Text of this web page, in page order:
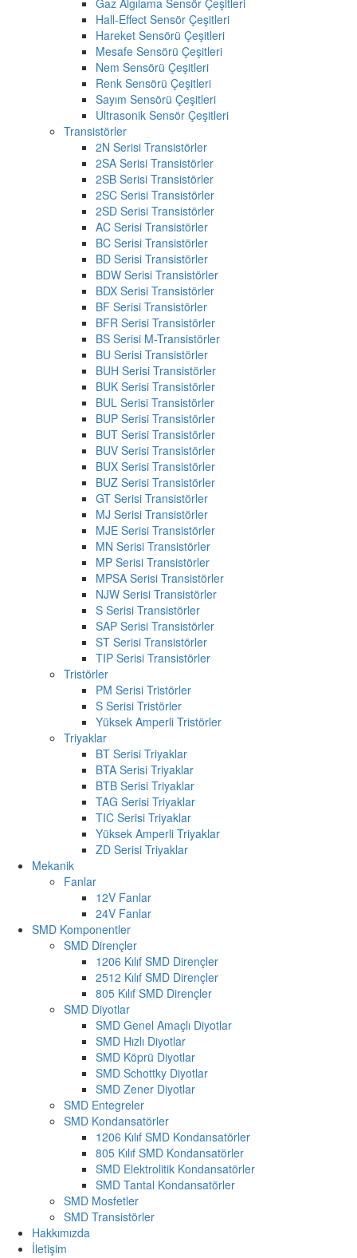
Gaz Algılama Sensör Çeşitleri
Hall-Effect Sensör Çeşitleri
Hareket Sensörü Çeşitleri
Mesafe Sensörü Çeşitleri
Nem Sensörü Çeşitleri
Renk Sensörü Çeşitleri
Sayım Sensörü Çeşitleri
Ultrasonik Sensör Çeşitleri
Transistörler
2N Serisi Transistörler
2SA Serisi Transistörler
2SB Serisi Transistörler
2SC Serisi Transistörler
2SD Serisi Transistörler
AC Serisi Transistörler
BC Serisi Transistörler
BD Serisi Transistörler
BDW Serisi Transistörler
BDX Serisi Transistörler
BF Serisi Transistörler
BFR Serisi Transistörler
BS Serisi M-Transistörler
BU Serisi Transistörler
BUH Serisi Transistörler
BUK Serisi Transistörler
BUL Serisi Transistörler
BUP Serisi Transistörler
BUT Serisi Transistörler
BUV Serisi Transistörler
BUX Serisi Transistörler
BUZ Serisi Transistörler
GT Serisi Transistörler
MJ Serisi Transistörler
MJE Serisi Transistörler
MN Serisi Transistörler
MP Serisi Transistörler
MPSA Serisi Transistörler
NJW Serisi Transistörler
S Serisi Transistörler
SAP Serisi Transistörler
ST Serisi Transistörler
TIP Serisi Transistörler
Tristörler
PM Serisi Tristörler
S Serisi Tristörler
Yüksek Amperli Tristörler
Triyaklar
BT Serisi Triyaklar
BTA Serisi Triyaklar
BTB Serisi Triyaklar
TAG Serisi Triyaklar
TIC Serisi Triyaklar
Yüksek Amperli Triyaklar
ZD Serisi Triyaklar
Mekanik
Fanlar
12V Fanlar
24V Fanlar
SMD Komponentler
SMD Dirençler
1206 Kılıf SMD Dirençler
2512 Kılıf SMD Dirençler
805 Kılıf SMD Dirençler
SMD Diyotlar
SMD Genel Amaçlı Diyotlar
SMD Hızlı Diyotlar
SMD Köprü Diyotlar
SMD Schottky Diyotlar
SMD Zener Diyotlar
SMD Entegreler
SMD Kondansatörler
1206 Kılıf SMD Kondansatörler
805 Kılıf SMD Kondansatörler
SMD Elektrolitik Kondansatörler
SMD Tantal Kondansatörler
SMD Mosfetler
SMD Transistörler
Hakkımızda
İletişim